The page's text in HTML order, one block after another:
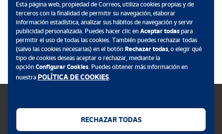
Política de cookies
Esta página web, propiedad de Correos, utiliza cookies propias y de
terceros con la finalidad de permitir su navegación, elaborar
información estadística, analizar sus hábitos de navegación y servir
publicidad personalizada. Puedes hacer clic en Aceptar todaspara
permitir el uso de todas las cookies. También puedes rechazar todas
(salvo las cookies necesarias) en el botón Rechazar todas, o elegir qué
tipo de cookies deseas aceptar o rechazar, mediante la
opción Configurar Cookies. Puedes obtener más información en
nuestra POLÍTICA DE COOKIES.
RECHAZAR TODAS